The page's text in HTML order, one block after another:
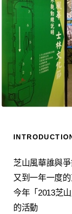
芝山風華誰與
又到一年一度
今年「2013芝
的活動